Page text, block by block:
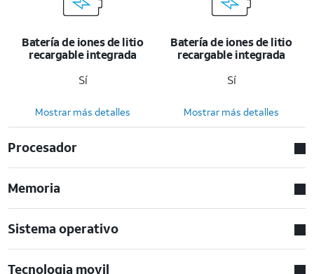
Batería de iones de litio
recargable integrada
Sí
Batería de iones de litio
recargable integrada
Sí
Mostrar más detalles Mostrar más detalles
Procesador
Memoria
Sistema operativo
Tecnologia movil